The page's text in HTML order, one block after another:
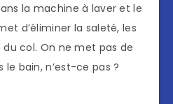
la machine à laver et le
d’éliminer la saleté, les
col. On ne met pas de
bain, n’est-ce pas ?